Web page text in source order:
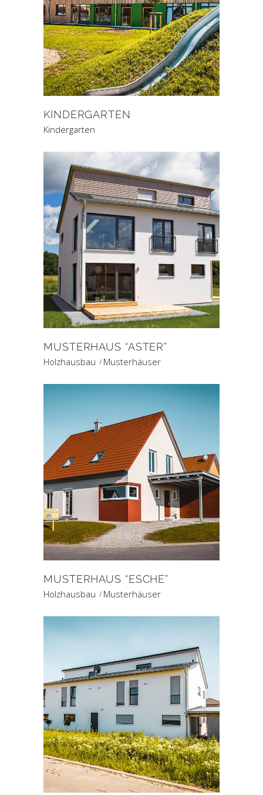
KINDERGARTEN
Kindergarten
MUSTERHAUS “ASTER”
Holzhausbau Musterhäuser
MUSTERHAUS “ESCHE”
Holzhausbau Musterhäuser